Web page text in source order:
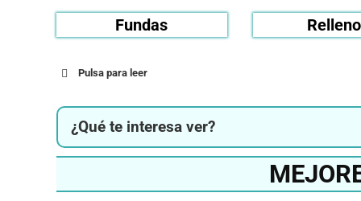
Fundas
Pulsa para leer
¿Qué te interesa ver?